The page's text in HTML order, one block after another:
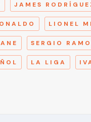
JAMES
LIONEL
SERGIO
LA LIGA